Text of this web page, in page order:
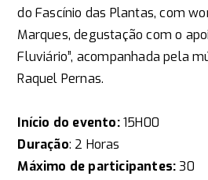
do Fascínio das Plantas, com
Marques, degustação com o
Fluviário”, acompanhada pela
Raquel Pernas.
Início do evento:15H00
Duração: 2 Horas
Máximo de participantes:30